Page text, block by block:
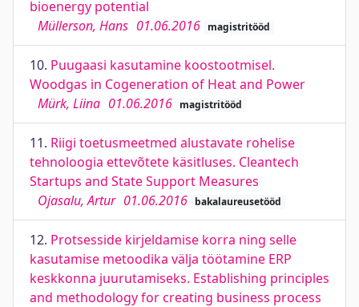
bioenergy potential
Müllerson, Hans 01.06.2016 magistritööd
10. Puugaasi kasutamine koostootmisel.
Woodgas in Cogeneration of Heat and Power
Mürk, Liina 01.06.2016 magistritööd
11. Riigi toetusmeetmed alustavate rohelise
tehnoloogia ettevõtete käsitluses. Cleantech
Startups and State Support Measures
Ojasalu, Artur 01.06.2016 bakalaureusetööd
12. Protsesside kirjeldamise korra ning selle
kasutamise metoodika välja töötamine ERP
keskkonna juurutamiseks. Establishing principles
and methodology for creating business process